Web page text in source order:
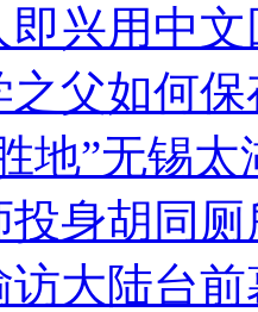
即兴用中
之父如何
地”无锡
身胡同
大陆台